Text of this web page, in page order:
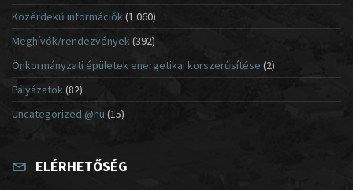
Közérdekű információk(1 060)
Meghívók/rendezvények (392)
Önkormányzati épületek energetikai korszerűsítése (2)
Pályázatok (82)
Uncategorized @hu (15)
ELÉRHETŐSÉG